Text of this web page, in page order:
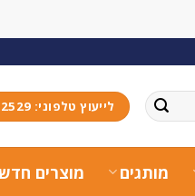
לייעוץ טלפוני: 077-2312529
מותגים מוצרים